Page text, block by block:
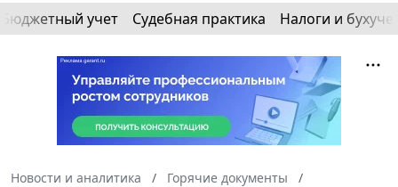
Бюджетный учет Судебная практика Налоги и
Новости и аналитика
Горячие документы